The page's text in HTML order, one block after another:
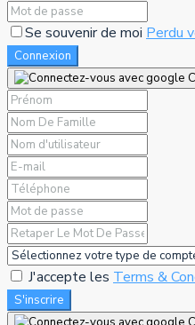
Se souvenir de moi Perdu
Connexion
J'accepte les Terms &
S'inscrire